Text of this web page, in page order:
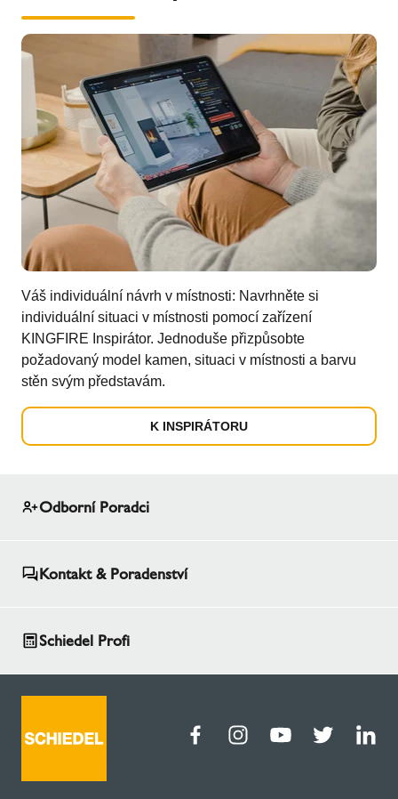
Váš individuální návrh v místnosti: Navrhněte si
individuální situaci v místnosti pomocí zařízení
KINGFIRE Inspirátor. Jednoduše přizpůsobte
požadovaný model kamen, situaci v místnosti a barvu
stěn svým představám.
K INSPIRÁTORU
Odborní Poradci
Kontakt & Poradenství
Schiedel Profi